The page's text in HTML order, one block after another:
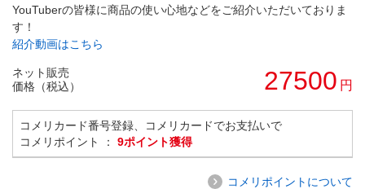
YouTuberの皆様に商品の使い心地などをご紹介いただいておりま
す！
紹介動画はこちら
ネット販売
価格（税込）
27500 円
コメリカード番号登録、コメリカードでお支払いで
コメリポイント ： 9ポイント獲得
コメリポイントについて